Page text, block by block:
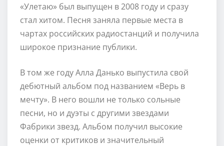
«Улетаю» был выпущен в 2008 году и сразу
стал хитом. Песня заняла первые места в
чартах российских радиостанций и получила
широкое признание публики.
В том же году Алла Данько выпустила свой
дебютный альбом под названием «Верь в
мечту». В него вошли не только сольные
песни, но и дуэты с другими звездами
Фабрики звезд. Альбом получил высокие
оценки от критиков и значительный